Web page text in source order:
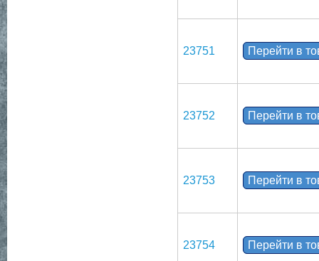
23751 Перейти в
23752 Перейти в
23753 Перейти в
23754 Перейти в